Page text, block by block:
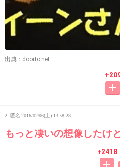
出典：doorto.net
2. 匿名 2016/02/06(土) 13:58:28
もっと凄いの想像したけ
+2418